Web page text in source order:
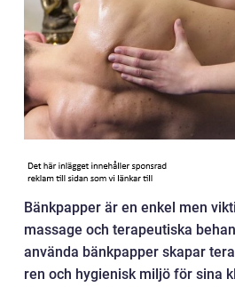
Bänkpapper är en enkel men
massage och terapeutiska
använda bänkpapper skapar
ren och hygienisk miljö för sina